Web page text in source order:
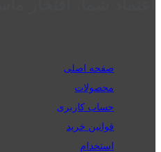
صفحه اصلی
محصولات
حساب کاربری
قوانین خرید
استخدام